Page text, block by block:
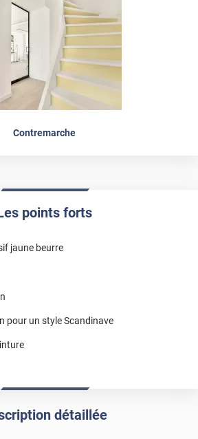
Contremarche
points forts
jaune beurre
pour un style Scandinave
détaillée